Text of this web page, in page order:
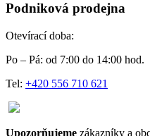
Podniková prodejna
Otevírací doba:
Po – Pá: od 7:00 do 14:00 hod.
Tel: +420 556 710 621
Upozorňujeme zákazníky a